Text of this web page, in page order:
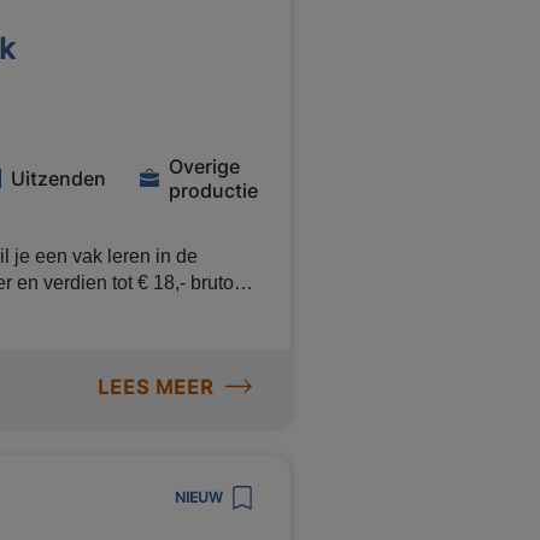
Uitzenden
Overige
productie
je een vak leren in de
en verdien tot € 18,- bruto
LEES MEER
NIEUW